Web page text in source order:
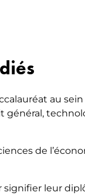
au sein
général,
de
signifier leur